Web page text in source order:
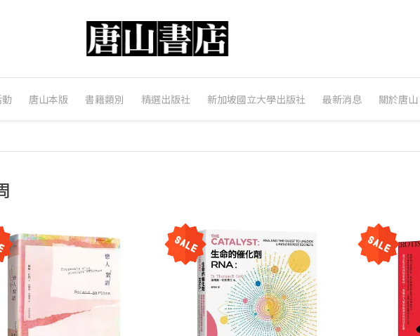
唐山本版 書籍類別 精選出版社 新加坡國立大學出版社 最新消息 關於唐山